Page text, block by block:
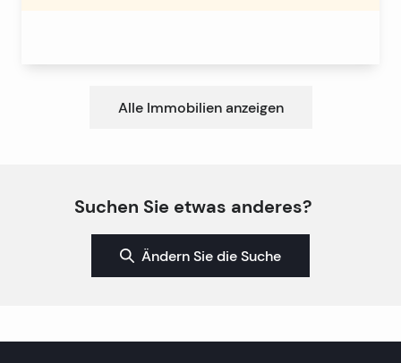
Alle Immobilien anzeigen
Suchen Sie etwas anderes?
Ändern Sie die Suche